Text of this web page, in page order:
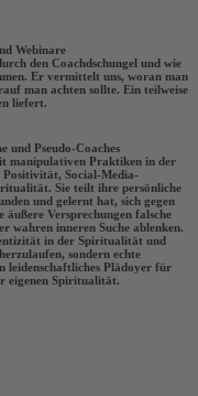
Webinare
den Coachdschungel und wie
Er vermittelt uns, woran man
man achten sollte. Ein teilweise
liefert.
und Pseudo-Coaches
manipulativen Praktiken in der
Positivität, Social-Media-
Sie teilt ihre persönliche
und gelernt hat, sich gegen
Versprechungen falsche
wahren inneren Suche ablenken.
in der Spiritualität und
sondern echte
leidenschaftliches Plädoyer für
eigenen Spiritualität.